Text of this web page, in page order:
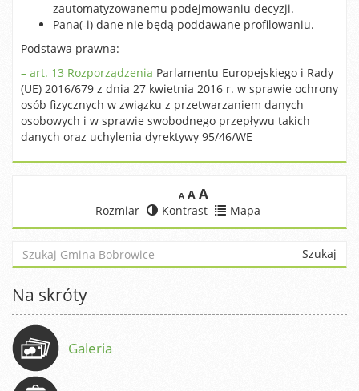
zautomatyzowanemu podejmowaniu decyzji.
Pana(-i) dane nie będą poddawane profilowaniu.
Podstawa prawna:
– art. 13 Rozporządzenia Parlamentu Europejskiego i Rady
(UE) 2016/679 z dnia 27 kwietnia 2016 r. w sprawie ochrony
osób fizycznych w związku z przetwarzaniem danych
osobowych i w sprawie swobodnego przepływu takich
danych oraz uchylenia dyrektywy 95/46/WE
A A A
Rozmiar Kontrast Mapa
Search Szukaj
Na skróty
Galeria